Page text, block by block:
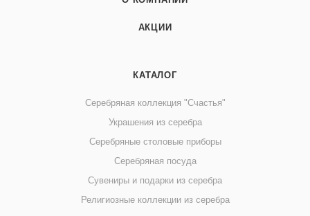
АКЦИИ
КАТАЛОГ
Серебряная коллекция "Счастья"
Украшения из серебра
Серебряные столовые приборы
Серебряная посуда
Сувениры и подарки из серебра
Религиозные коллекции из серебра